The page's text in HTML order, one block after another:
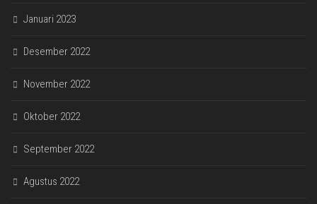
Januari 2023
Desember 2022
November 2022
Oktober 2022
September 2022
Agustus 2022